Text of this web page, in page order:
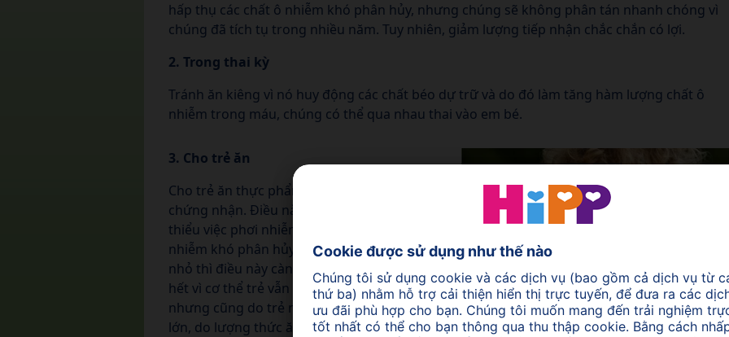
hấp thụ các chất ô nhiễm khó phân hủy, nhưng chúng sẽ không phân tán nhanh chóng vì
chúng đã tích tụ trong nhiều năm. Tuy nhiên, giảm lượng tiếp nhận chắc chắn có lợi.
2. Trong thai kỳ
Tránh ăn kiêng vì nó huy động các chất béo dự trữ và do đó làm tăng hàm lượng chất ô
nhiễm trong máu, chúng có thể qua nhau thai vào em bé.
3. Cho trẻ ăn
Cho trẻ ăn thực phẩm hữu cơ đã được
chứng nhận. Điều này có khả năng giảm
thiểu việc phơi nhiễm của trẻ với các chất ô
nhiễm khó phân hủy và tức thời. Trẻ càng
nhỏ thì điều này càng quan trọng, trước
hết vì cơ thể trẻ vẫn đang phát triển nhanh,
nhưng cũng do trẻ nhỏ tích tụ hóa chất tồn tại trong cơ thể nhanh hơn nhiều so với người
lớn, do lượng thức ăn của trẻ cao hơn tương đối so với trọng lượng cơ thể.